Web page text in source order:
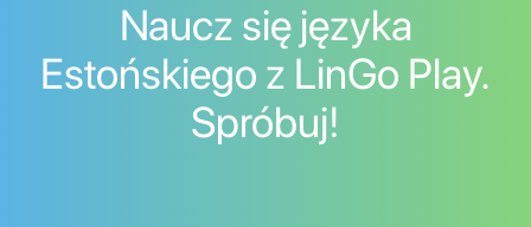
Naucz się języka
Estońskiego z LinGo Play.
Spróbuj!